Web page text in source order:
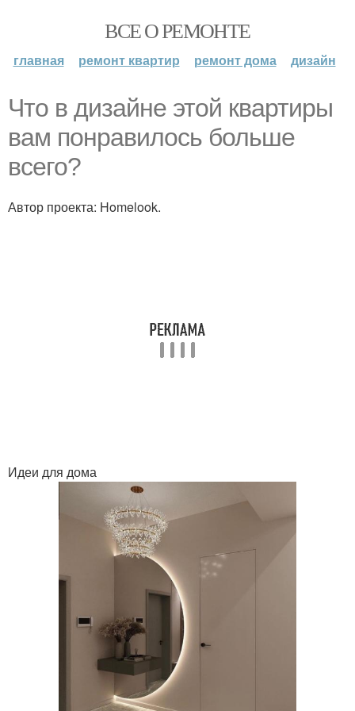
ВСЕ О РЕМОНТЕ
главная ремонт квартир ремонт дома дизайн
Что в дизайне этой квартиры
вам понравилось больше
всего?
Автор проекта: Homelook.
Идеи для дома